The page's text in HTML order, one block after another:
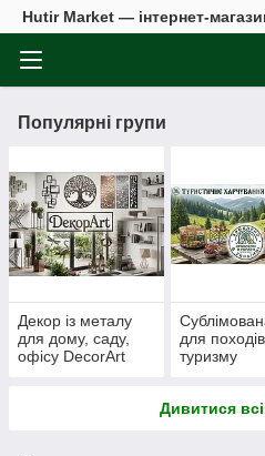
Hutir Market — інтернет-
Популярні групи
Декор із металу
для дому, саду,
офісу DecorArt
для
туризму
Дивитися